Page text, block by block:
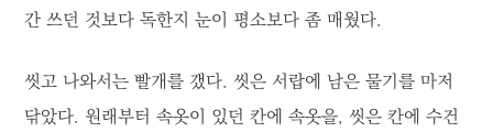
간 쓰던 것보다 독한지 눈이 평소보다 좀 매웠다.
씻고 나와서는 빨개를 갰다. 씻은 서랍에 남은 물기를 마저
닦았다. 원래부터 속옷이 있던 칸에 속옷을, 씻은 칸에 수건